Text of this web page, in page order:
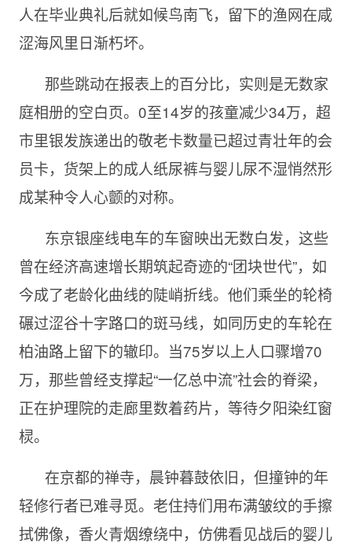
人在毕业典礼后就如候鸟南飞，留下的渔网在咸
涩海风里日渐朽坏。
那些跳动在报表上的百分比，实则是无数家
庭相册的空白页。0至14岁的孩童减少34万，超
市里银发族递出的敬老卡数量已超过青壮年的会
员卡，货架上的成人纸尿裤与婴儿尿不湿悄然形
成某种令人心颤的对称。
东京银座线电车的车窗映出无数白发，这些
曾在经济高速增长期筑起奇迹的“团块世代”，如
今成了老龄化曲线的陡峭折线。他们乘坐的轮椅
碾过涩谷十字路口的斑马线，如同历史的车轮在
柏油路上留下的辙印。当75岁以上人口骤增70
万，那些曾经支撑起“一亿总中流”社会的脊梁，
正在护理院的走廊里数着药片，等待夕阳染红窗
棂。
在京都的禅寺，晨钟暮鼓依旧，但撞钟的年
轻修行者已难寻觅。老住持们用布满皱纹的手擦
拭佛像，香火青烟缭绕中，仿佛看见战后的婴儿